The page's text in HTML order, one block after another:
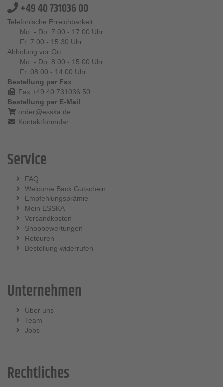
+49 40 731036 00
Telefonische Erreichbarkeit:
Mo. - Do. 7:00 - 17:00 Uhr
Fr. 7:00 - 15:30 Uhr
Abholung vor Ort:
Mo. - Do. 8:00 - 15:00 Uhr
Fr. 08:00 - 14:00 Uhr
Bestellung per Fax
Fax +49 40 731036 50
Bestellung per E-Mail
order@esska.de
Kontaktformular
Service
FAQ
Welcome Back Gutschein
Empfehlungsprämie
Mein ESSKA
Versandkosten
Shopbewertungen
Retouren
Bestellung widerrufen
Unternehmen
Über uns
Team
Jobs
Rechtliches